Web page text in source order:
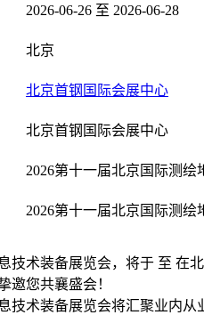
2026-06-26 至 2026-06-28
北京
北京首钢国际会展中心
北京首钢国际会展中心
2026第十一届北京国际测
2026第十一届北京国际测
技术装备展览会，将于 至 在
邀您共襄盛会！
技术装备展览会将汇聚业内